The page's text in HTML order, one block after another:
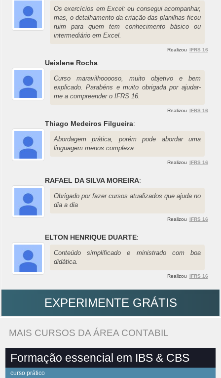
Os exercícios em Excel: eu consegui acompanhar,
mas, o detalhamento da criação das planilhas ficou
ruim para quem tem conhecimento básico ou
intermediário em Excel.
Realizou IFRS 16
Ueislene Rocha:
Curso maravilhooooso, muito objetivo e bem
explicado. Parabéns e muito obrigada por ajudar-
me a compreender o IFRS 16.
Realizou IFRS 16
Thiago Medeiros Filgueira:
Abordagem prática, porém pode abordar uma
linguagem menos complexa
Realizou IFRS 16
RAFAEL DA SILVA MOREIRA:
Obrigado por fazer cursos atualizados que ajuda no
dia a dia
Realizou IFRS 16
ELTON HENRIQUE DUARTE:
Conteúdo simplificado e ministrado com boa
didática.
Realizou IFRS 16
EXPERIMENTE GRÁTIS
MAIS CURSOS DA ÁREA CONTABIL
Formação essencial em IBS & CBS
curso prático